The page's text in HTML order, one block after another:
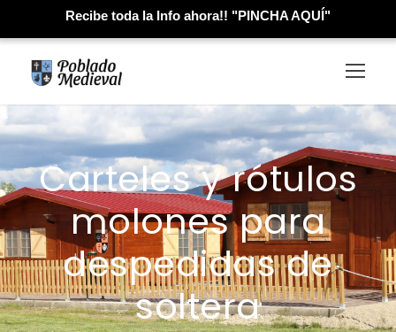
Recibe toda la Info ahora!! "PINCHA AQUÍ"
Carteles y rótulos
molones para
despedidas de
soltera